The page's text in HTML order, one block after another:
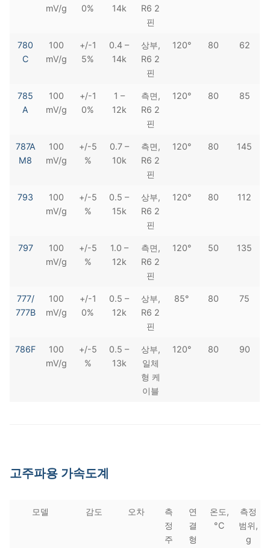
mV/g
0%
14k
R6 2
핀
780
C
100
mV/g
+/-1
5%
0.4 –
14k
상부,
R6 2
핀
120° 80 62
785
A
100
mV/g
+/-1
0%
1 –
12k
측면,
R6 2
핀
120° 80 85
787A
M8
100
mV/g
+/-5
%
0.7 –
10k
측면,
R6 2
핀
120° 80 145
793
100
mV/g
+/-5
%
0.5 –
15k
상부,
R6 2
핀
120° 80 112
797
100
mV/g
+/-5
%
1.0 –
12k
측면,
R6 2
핀
120° 50 135
777/
777B
100
mV/g
+/-1
0%
0.5 –
12k
상부,
R6 2
핀
85° 80 75
786F
100
mV/g
+/-5
%
0.5 –
13k
상부,
일체
형 케
이블
120° 80 90
고주파용 가속도계
모델 감도 오차
측
정
주
연
결
형
온도,
°C
측정
범위,
g